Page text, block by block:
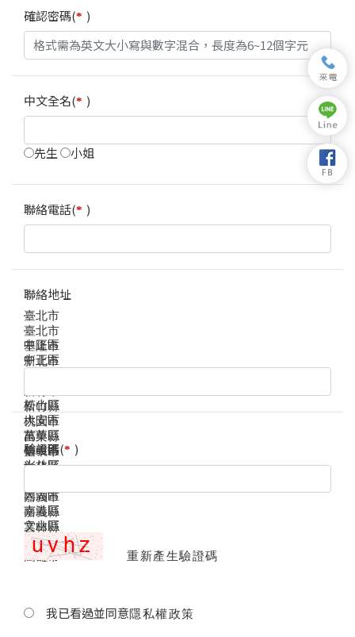
確認密碼(* )
中文全名(* )
先生 小姐
聯絡電話(* )
聯絡地址
臺北市
臺北市
基隆市
新北市
新竹市
新竹縣
桃園市
苗栗縣
臺中市
彰化縣
嘉義市
嘉義縣
雲林縣
臺南市
高雄市
臺東縣
中正區
中正區
中山區
松山區
大安區
萬華區
信義區
士林區
內湖區
南港區
文山區
驗證碼(* )
重新產生驗證碼
我已看過並同意隱私權政策